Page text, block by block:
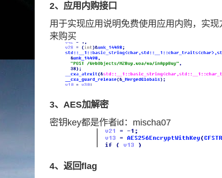
2、应用内购接口
用于实现应用说明免费使用应用内购，实
来购买
3、AES加解密
密钥key都是作者id：mischa07
4、返回flag